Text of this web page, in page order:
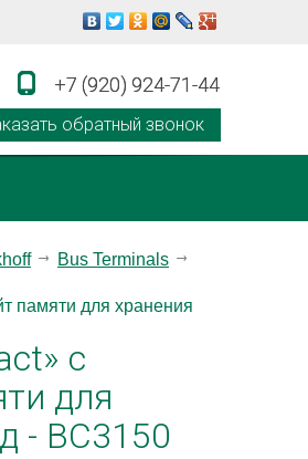
+7 (920) 924-71-44
обратный звонок
+7 (920) 924-71-44
Bus Terminals
памяти для хранения
с
для
- BC3150